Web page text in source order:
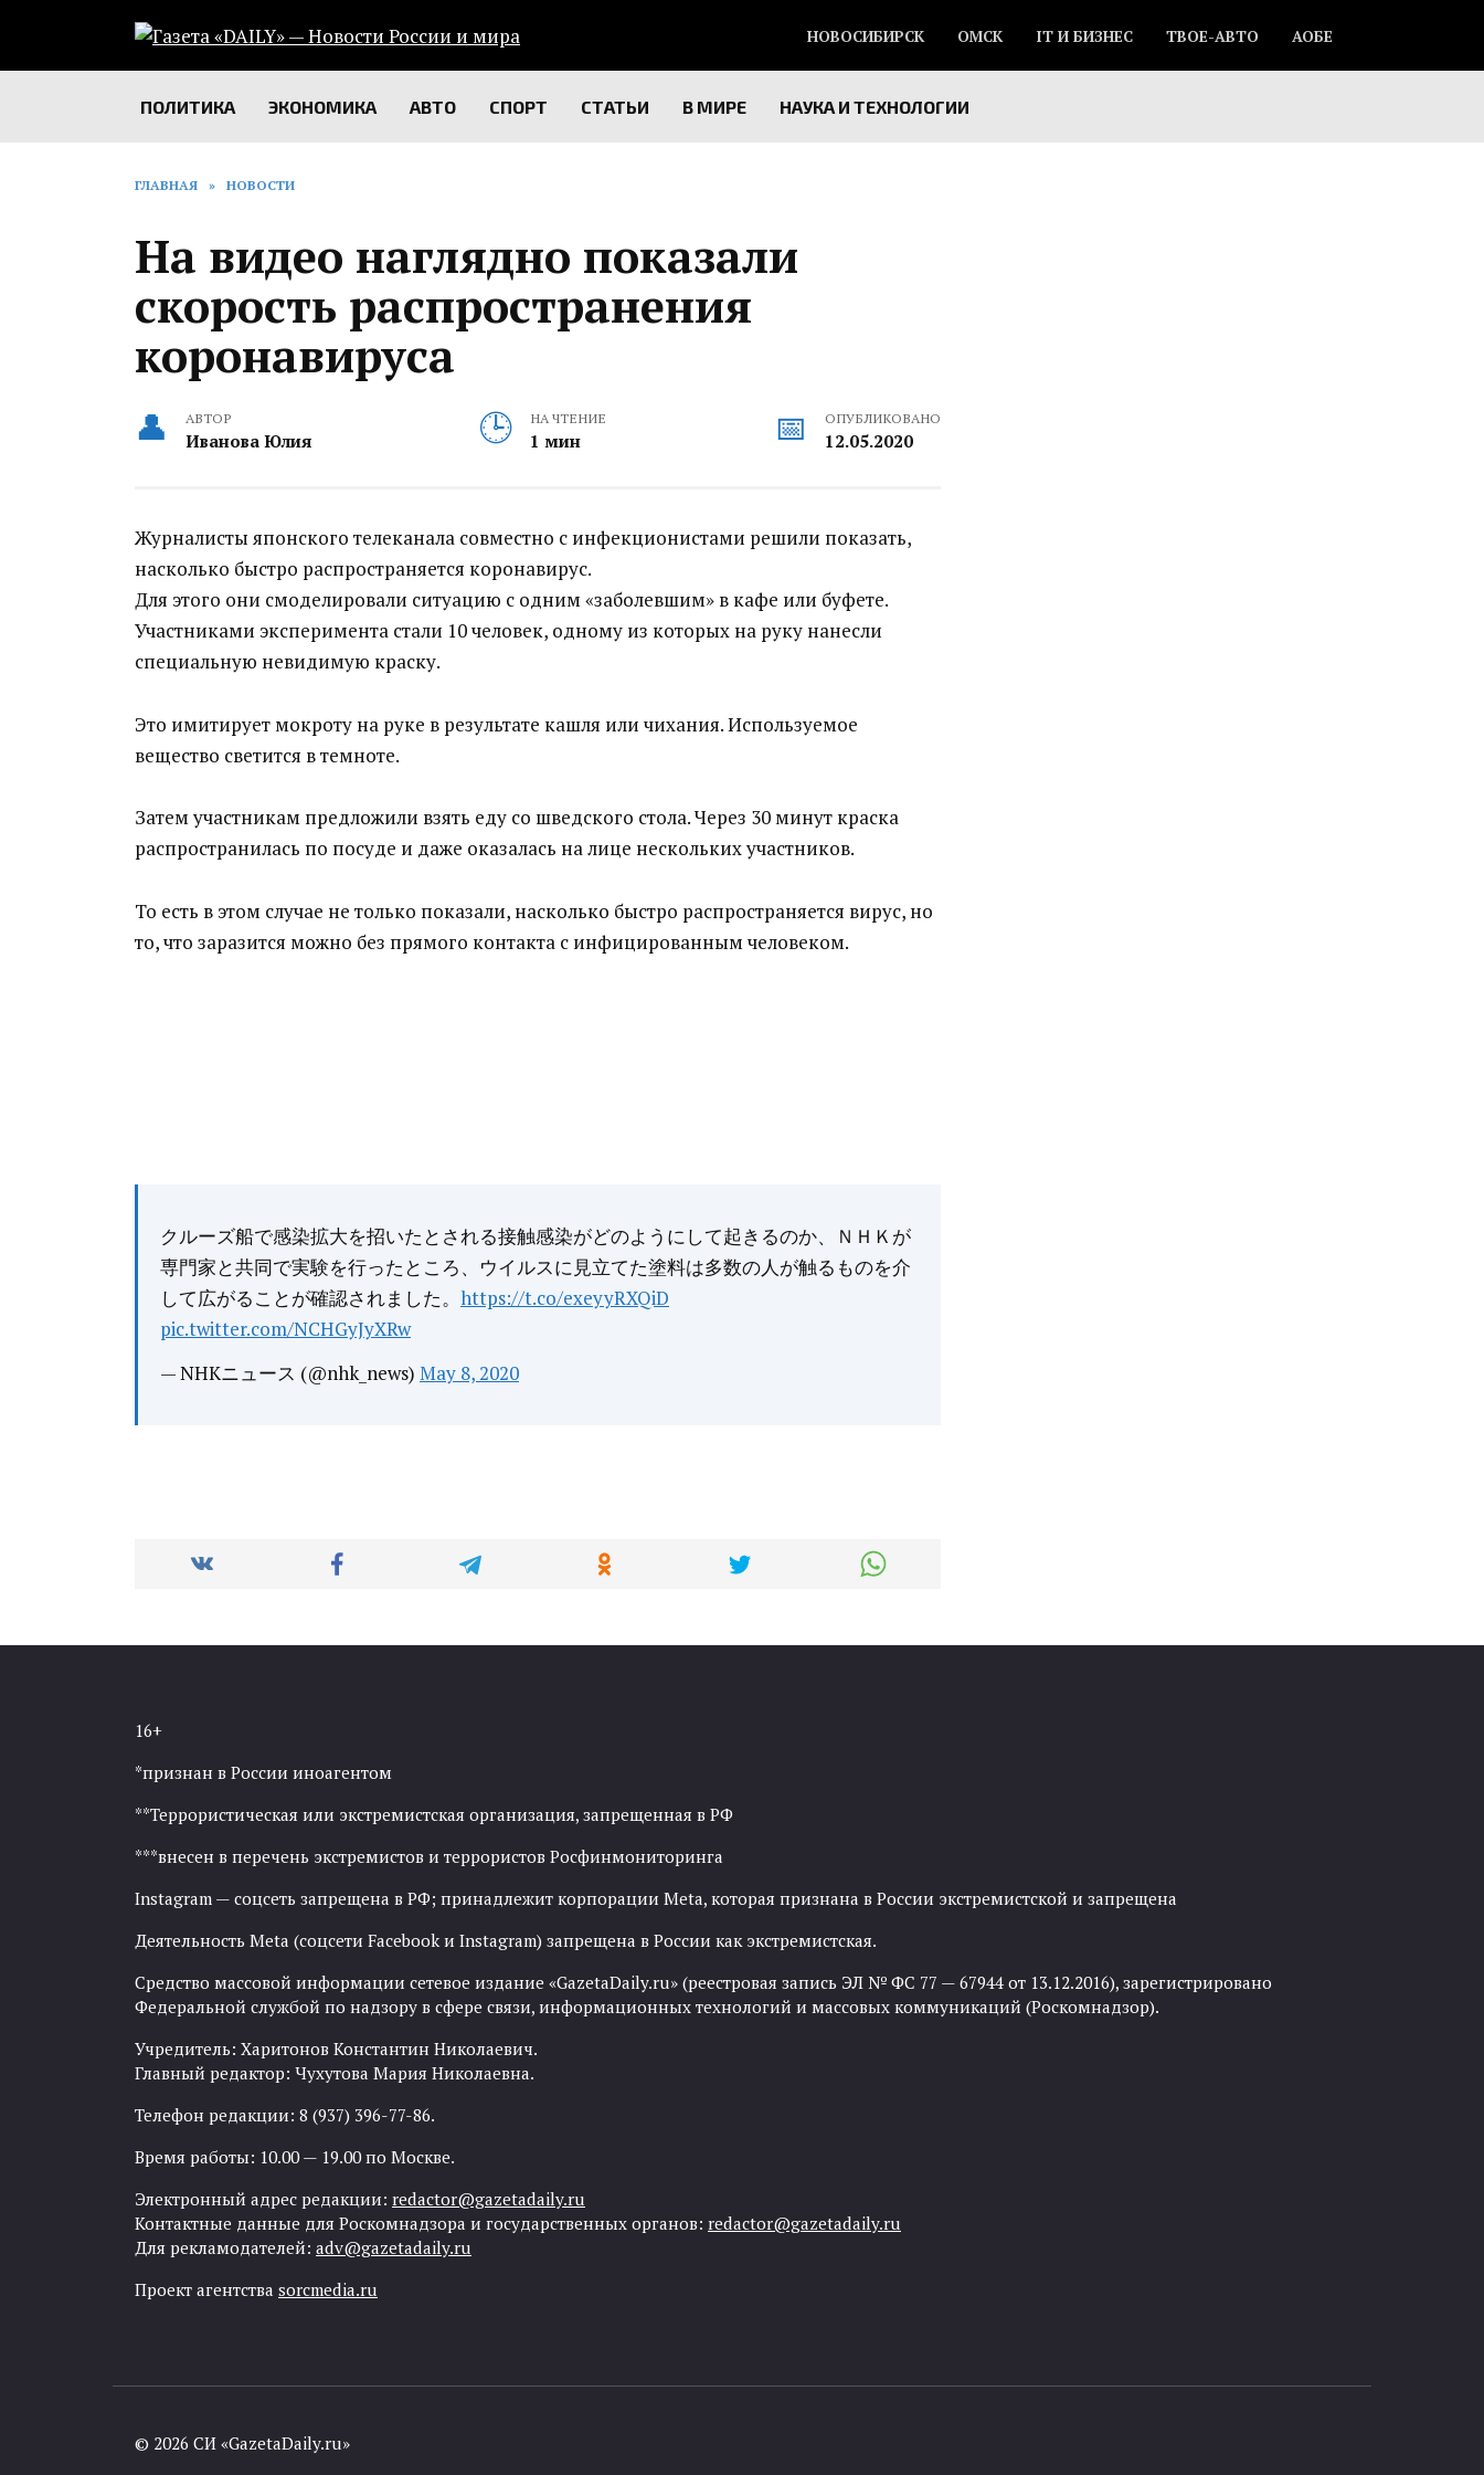
содержанию
НОВОСИБИРСК ОМСК IT И БИЗНЕС ТВОЕ-АВТО АОБЕ
ПОЛИТИКА ЭКОНОМИКА АВТО СПОРТ СТАТЬИ В МИРЕ НАУКА И ТЕХНОЛОГИИ
ГЛАВНАЯ » НОВОСТИ
На видео наглядно показали
скорость распространения
коронавируса
АВТОР
Иванова Юлия
НА ЧТЕНИЕ
1 мин
ОПУБЛИКОВАНО
12.05.2020
Журналисты японского телеканала совместно с инфекционистами решили показать,
насколько быстро распространяется коронавирус.
Для этого они смоделировали ситуацию с одним «заболевшим» в кафе или буфете.
Участниками эксперимента стали 10 человек, одному из которых на руку нанесли
специальную невидимую краску.
Это имитирует мокроту на руке в результате кашля или чихания. Используемое
вещество светится в темноте.
Затем участникам предложили взять еду со шведского стола. Через 30 минут краска
распространилась по посуде и даже оказалась на лице нескольких участников.
То есть в этом случае не только показали, насколько быстро распространяется вирус, но
то, что заразится можно без прямого контакта с инфицированным человеком.
クルーズ船で感染拡大を招いたとされる接触感染がどのようにして起きるのか、ＮＨＫが
専門家と共同で実験を行ったところ、ウイルスに見立てた塗料は多数の人が触るものを介
して広がることが確認されました。 https://t.co/exeyyRXQiD
pic.twitter.com/NCHGyJyXRw
— NHKニュース (@nhk_news) May 8, 2020
16+
*признан в России иноагентом
**Террористическая или экстремистская организация, запрещенная в РФ
***внесен в перечень экстремистов и террористов Росфинмониторинга
Instagram — соцсеть запрещена в РФ; принадлежит корпорации Meta, которая признана в России экстремистской и запрещена
Деятельность Meta (соцсети Facebook и Instagram) запрещена в России как экстремистская.
Средство массовой информации сетевое издание «GazetaDaily.ru» (реестровая запись ЭЛ № ФС 77 — 67944 от 13.12.2016), зарегистрировано
Федеральной службой по надзору в сфере связи, информационных технологий и массовых коммуникаций (Роскомнадзор).
Учредитель: Харитонов Константин Николаевич.
Главный редактор: Чухутова Мария Николаевна.
Телефон редакции: 8 (937) 396-77-86.
Время работы: 10.00 — 19.00 по Москве.
Электронный адрес редакции: redactor@gazetadaily.ru
Контактные данные для Роскомнадзора и государственных органов: redactor@gazetadaily.ru
Для рекламодателей: adv@gazetadaily.ru
Проект агентства sorcmedia.ru
© 2026 СИ «GazetaDaily.ru»